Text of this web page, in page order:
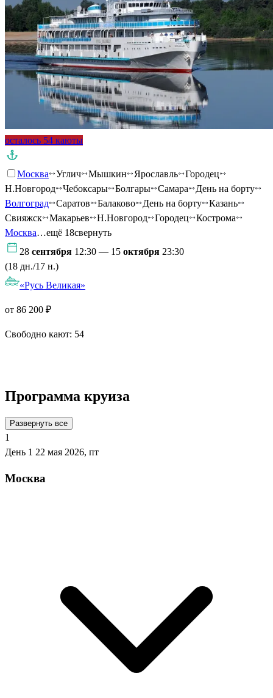
осталось 54 каюты
Москва Углич Мышкин Ярославль
Городец
Н.Новгород
Чебоксары Болгары Самара
День на борту
Волгоград
Саратов Балаково День на борту
Казань
Свияжск
Макарьев Н.Новгород Городец
Кострома
Москва…ещё 18свернуть
28 сентября 12:30 — 15 октября 23:30
(18 дн./17 н.)
«Русь Великая»
от 86 200 ₽
Свободно кают: 54
Программа круиза
Развернуть все
1
День 1 22 мая 2026, пт
Москва